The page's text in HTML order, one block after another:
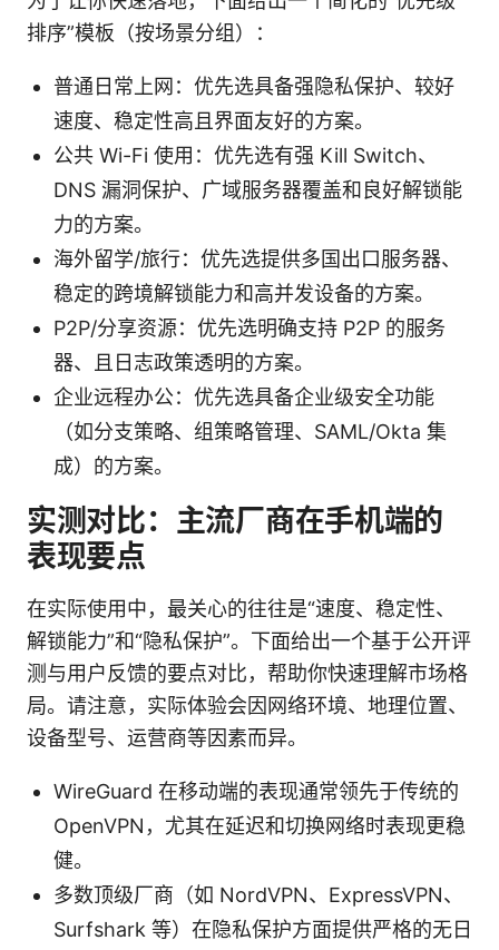
排序”模板（按场景分组）：
普通日常上网：优先选具备强隐私保护、较好
速度、稳定性高且界面友好的方案。
公共 Wi-Fi 使用：优先选有强 Kill Switch、
DNS 漏洞保护、广域服务器覆盖和良好解锁能
力的方案。
海外留学/旅行：优先选提供多国出口服务器、
稳定的跨境解锁能力和高并发设备的方案。
P2P/分享资源：优先选明确支持 P2P 的服务
器、且日志政策透明的方案。
企业远程办公：优先选具备企业级安全功能
（如分支策略、组策略管理、SAML/Okta 集
成）的方案。
实测对比：主流厂商在手机端的
表现要点
在实际使用中，最关心的往往是“速度、稳定性、
解锁能力”和“隐私保护”。下面给出一个基于公开评
测与用户反馈的要点对比，帮助你快速理解市场格
局。请注意，实际体验会因网络环境、地理位置、
设备型号、运营商等因素而异。
WireGuard 在移动端的表现通常领先于传统的
OpenVPN，尤其在延迟和切换网络时表现更稳
健。
多数顶级厂商（如 NordVPN、ExpressVPN、
Surfshark 等）在隐私保护方面提供严格的无日